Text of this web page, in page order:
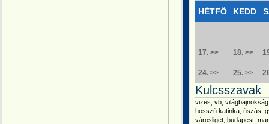
HÉTFŐ KEDD
17. >> 18. >>
24. >> 25. >>
Kulcsszavak
vizes, vb,
hosszú katinka, úszás,
városliget, budapest,